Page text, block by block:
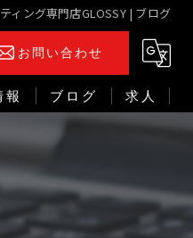
ィング専門店GLOSSY | ブログ
お問い合わせ
報 ブログ 求人